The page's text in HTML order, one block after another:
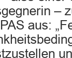
–
aus: